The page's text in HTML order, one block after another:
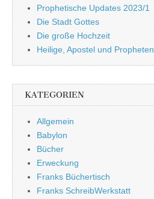
Prophetische Updates 2023/1
Die Stadt Gottes
Die große Hochzeit
Heilige, Apostel und Propheten
KATEGORIEN
Allgemein
Babylon
Bücher
Erweckung
Franks Büchertisch
Franks SchreibWerkstatt